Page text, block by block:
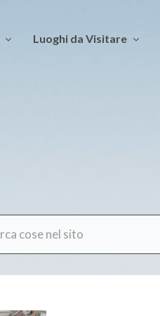
Luoghi da Visitare